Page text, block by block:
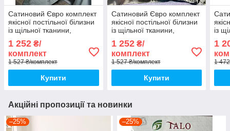
Сатиновий Євро комплект
якісної постільної білизни
із щільної тканини,
підодіяльник 200х220
1 252 ₴/
комплект
1 527 ₴/комплект
Купити
Сатиновий Євро комплект
якісної постільної білизни
із щільної тканини,
підодіяльник 200х220
1 252₴/
комплект
1 527 ₴/комплект
Купити
із
1
1
Акційні пропозиції та новинки
–25% –25%